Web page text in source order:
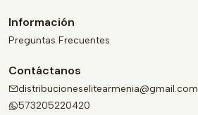
Información
Preguntas Frecuentes
Contáctanos
distribucioneselitearmenia@gmail.com
573205220420